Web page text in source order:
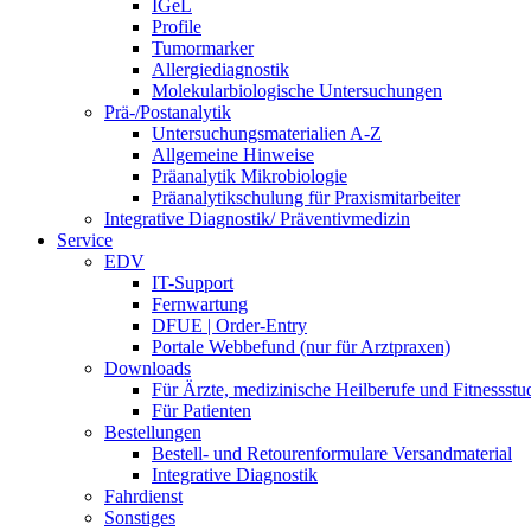
IGeL
Profile
Tumormarker
Allergiediagnostik
Molekularbiologische Untersuchungen
Prä-/Postanalytik
Untersuchungsmaterialien A-Z
Allgemeine Hinweise
Präanalytik Mikrobiologie
Präanalytikschulung für Praxismitarbeiter
Integrative Diagnostik/ Präventivmedizin
Service
EDV
IT-Support
Fernwartung
DFUE | Order-Entry
Portale Webbefund (nur für Arztpraxen)
Downloads
Für Ärzte, medizinische Heilberufe und
Für Patienten
Bestellungen
Bestell- und Retourenformulare Versandmaterial
Integrative Diagnostik
Fahrdienst
Sonstiges